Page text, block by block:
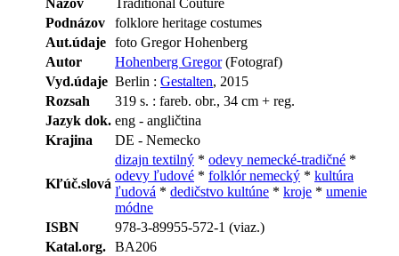
Názov
Traditional Couture
Podnázov
folklore heritage costumes
Aut.údaje foto Gregor Hohenberg
Autor
Hohenberg Gregor(Fotograf)
Vyd.údaje Berlin : Gestalten, 2015
Rozsah
319 s. : fareb. obr., 34 cm + reg.
Jazyk dok. eng - angličtina
Krajina
DE - Nemecko
Kľúč.slová
dizajn textilný * odevy nemecké-tradičné *
odevy ľudové * folklór nemecký * kultúra
ľudová * dedičstvo kultúne * kroje * umenie
módne
ISBN
978-3-89955-572-1 (viaz.)
Katal.org. BA206